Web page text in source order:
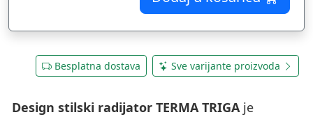
Besplatna dostava Sve varijante proizvoda
Design stilski radijator TERMA TRIGAje